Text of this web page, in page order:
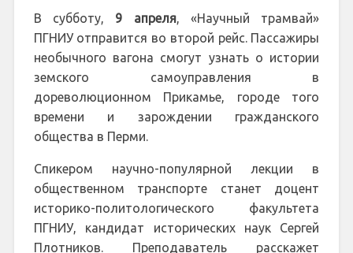
В субботу, 9 апреля, «Научный трамвай»
ПГНИУ отправится во второй рейс. Пассажиры
необычного вагона смогут узнать о истории
земского самоуправления в
дореволюционном Прикамье, городе того
времени и зарождении гражданского
общества в Перми.
Спикером научно-популярной лекции в
общественном транспорте станет доцент
историко-политологического факультета
ПГНИУ, кандидат исторических наук Сергей
Плотников. Преподаватель расскажет